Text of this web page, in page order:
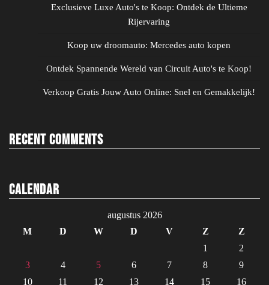
Exclusieve Luxe Auto's te Koop: Ontdek de Ultieme
Rijervaring
Koop uw droomauto: Mercedes auto kopen
Ontdek Spannende Wereld van Circuit Auto's te Koop!
Verkoop Gratis Jouw Auto Online: Snel en Gemakkelijk!
Recent Comments
Calendar
augustus 2026
M
D W D V Z
Z
1
2
3
4 5 6 7 8
9
10
11 12 13 14 15 16